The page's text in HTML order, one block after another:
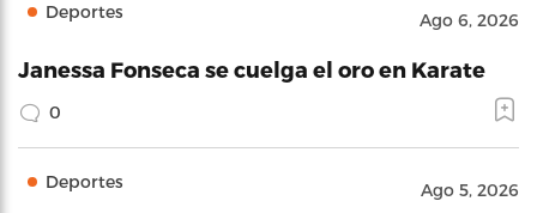
Deportes Ago 6, 2026
Janessa Fonseca se cuelga el oro en Karate
0
Deportes Ago 5, 2026